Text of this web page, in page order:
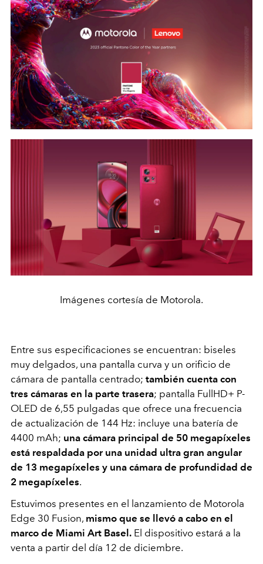
Imágenes cortesía de Motorola.
Entre sus especificaciones se encuentran: biseles
muy delgados, una pantalla curva y un orificio de
cámara de pantalla centrado; también cuenta con
tres cámaras en la parte trasera; pantalla FullHD+ P-
OLED de 6,55 pulgadas que ofrece una frecuencia
de actualización de 144 Hz: incluye una batería de
4400 mAh; una cámara principal de 50 megapíxeles
está respaldada por una unidad ultra gran angular
de 13 megapíxeles y una cámara de profundidad de
2 megapíxeles.
Estuvimos presentes en el lanzamiento de Motorola
Edge 30 Fusion, mismo que se llevó a cabo en el
marco de Miami Art Basel. El dispositivo estará a la
venta a partir del día 12 de diciembre.